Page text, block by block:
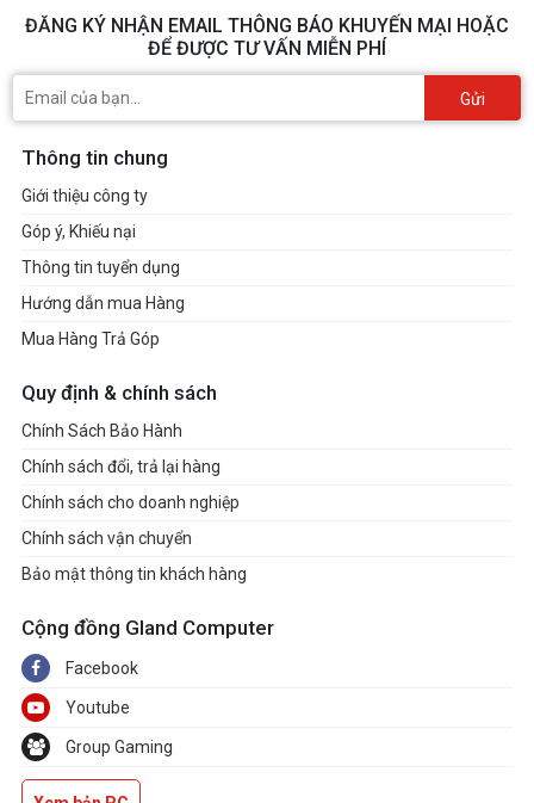
ĐĂNG KÝ NHẬN EMAIL THÔNG BÁO KHUYẾN MẠI HOẶC
ĐỂ ĐƯỢC TƯ VẤN MIỄN PHÍ
Gửi
Thông tin chung
Giới thiệu công ty
Góp ý, Khiếu nại
Thông tin tuyển dụng
Hướng dẫn mua Hàng
Mua Hàng Trả Góp
Quy định & chính sách
Chính Sách Bảo Hành
Chính sách đổi, trả lại hàng
Chính sách cho doanh nghiệp
Chính sách vận chuyển
Bảo mật thông tin khách hàng
Cộng đồng Gland Computer
Facebook
Youtube
Group Gaming